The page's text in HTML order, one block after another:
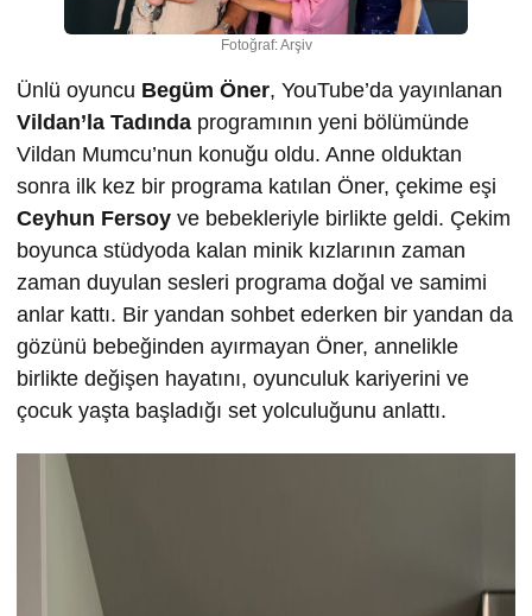
Fotoğraf: Arşiv
Ünlü oyuncu Begüm Öner, YouTube’da yayınlanan
Vildan’la Tadında programının yeni bölümünde
Vildan Mumcu’nun konuğu oldu. Anne olduktan
sonra ilk kez bir programa katılan Öner, çekime eşi
Ceyhun Fersoy ve bebekleriyle birlikte geldi. Çekim
boyunca stüdyoda kalan minik kızlarının zaman
zaman duyulan sesleri programa doğal ve samimi
anlar kattı. Bir yandan sohbet ederken bir yandan da
gözünü bebeğinden ayırmayan Öner, annelikle
birlikte değişen hayatını, oyunculuk kariyerini ve
çocuk yaşta başladığı set yolculuğunu anlattı.